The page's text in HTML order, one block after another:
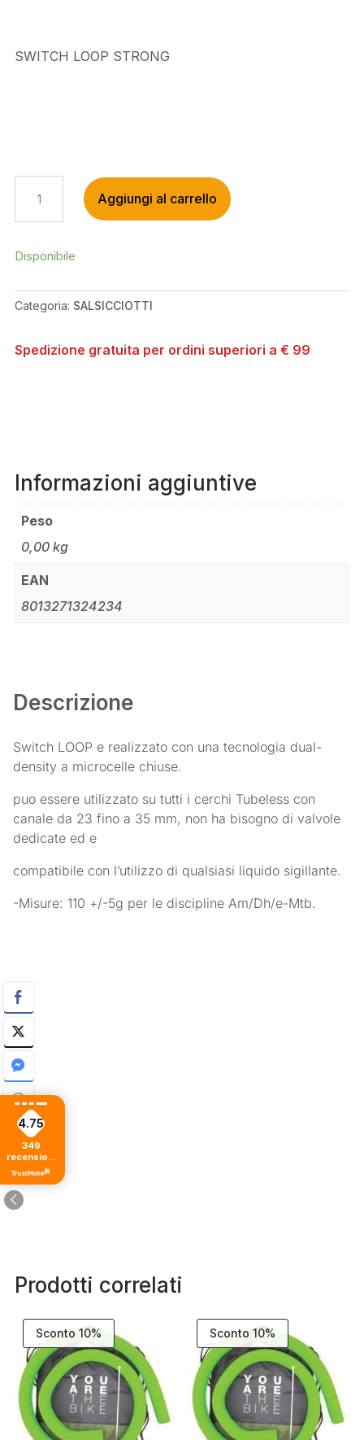
SWITCH LOOP STRONG
LOOP
STRONG
Aggiungi al carrello
Disponibile
Categoria: SALSICCIOTTI
Spedizione gratuita per ordini superiori a € 99
Informazioni aggiuntive
Peso
0,00 kg
EAN
8013271324234
Descrizione
Switch LOOP e realizzato con una tecnologia dual-
density a microcelle chiuse.
puo essere utilizzato su tutti i cerchi Tubeless con
canale da 23 fino a 35 mm, non ha bisogno di valvole
dedicate ed e
compatibile con l’utilizzo di qualsiasi liquido sigillante.
-Misure: 110 +/-5g per le discipline Am/Dh/e-Mtb.
Prodotti correlati
Sconto 10% Sconto 10%
4.75
349
recensioni
di tutti i
tempi